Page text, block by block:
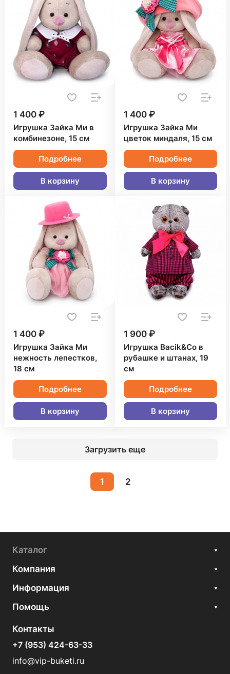
1 400 ₽
Игрушка Зайка Ми в
комбинезоне, 15 см
Подробнее
В корзину
1 400 ₽
Игрушка Зайка Ми
цветок миндаля, 15 см
Подробнее
В корзину
1 400 ₽
Игрушка Зайка Ми
нежность лепестков,
18 см
Подробнее
В корзину
1 900 ₽
Игрушка Bacik&Co в
рубашке и штанах, 19
см
Подробнее
В корзину
Загрузить еще
1 2
Каталог
Компания
Информация
Помощь
Контакты
+7 (953) 424-63-33
info@vip-buketi.ru